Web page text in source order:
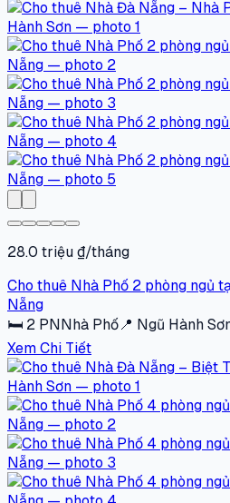
28.0 triệu ₫/tháng
Cho thuê Nhà Phố 2 phòng ngủ
Nẵng
🛏 2 PNNhà Phố📍 Ngũ Hành
Xem Chi Tiết